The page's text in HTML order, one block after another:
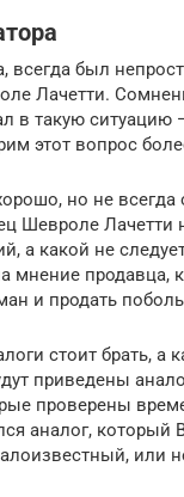
всегда был
Лачетти.
в такую ситуацию
этот вопрос
но не всегда
Шевроле Лачетти
а какой не
мнение продавца,
и продать
стоит брать, а
приведены
проверены
аналог, который
или